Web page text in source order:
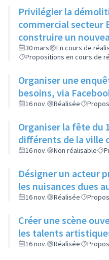
Privilégier la
commercial secteur
construire un
30 mars
En cours de
Propositions en cours de
Organiser une
besoins, via
16 nov. Réalisée
Organiser la fête du
différents de la ville
16 nov. Non réalisable
Désigner un acteur
les nuisances dues
16 nov. Réalisée
Créer une scène
les talents
16 nov. Réalisée